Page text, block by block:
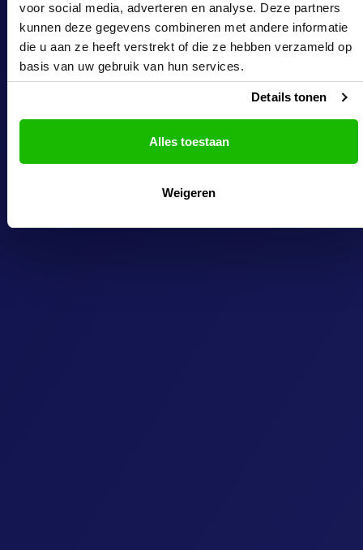
voor social media, adverteren en analyse. Deze partners
kunnen deze gegevens combineren met andere informatie
die u aan ze heeft verstrekt of die ze hebben verzameld op
basis van uw gebruik van hun services.
Details tonen
Alles toestaan
Weigeren